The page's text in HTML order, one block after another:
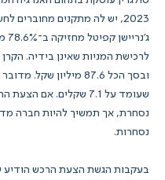
ובסך הכל 87.6 מיליון
שעומד על 7.1 שקלים.
נסחרת, אך תמשיך להיות חברה
נסחרות.
בעקבות הגשת הצעת הרכש הודיע